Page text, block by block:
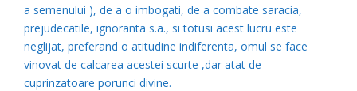
a semenului ), de a o imbogati, de a combate saracia,
prejudecatile, ignoranta s.a., si totusi acest lucru este
neglijat, preferand o atitudine indiferenta, omul se face
vinovat de calcarea acestei scurte ,dar atat de
cuprinzatoare porunci divine.